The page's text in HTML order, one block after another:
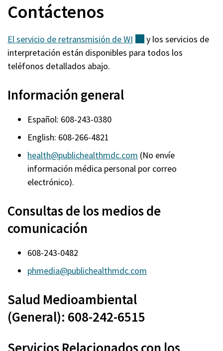
Contáctenos
El servicio de retransmisión deWI (externo)
y los servicios de
interpretación están disponibles para todos los
teléfonos detallados abajo.
Información general
Español: 608-243-0380
English: 608-266-4821
health@publichealthmdc.com (No envíe
información médica personal por correo
electrónico).
Consultas de los medios de
comunicación
608-243-0482
phmedia@publichealthmdc.com
Salud Medioambiental
(General): 608-242-6515
Servicios Relacionados con los